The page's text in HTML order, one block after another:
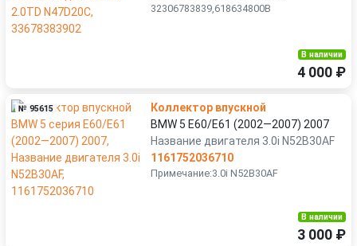
32306783839,618634800В
В наличии
4 000 ₽
№ 95615
Коллектор впускной
BMW 5 E60/E61 (2002—2007) 2007
Название двигателя 3.0i N52B30AF
1161752036710
Примечание:3.0i N52B30AF
В наличии
3 000 ₽